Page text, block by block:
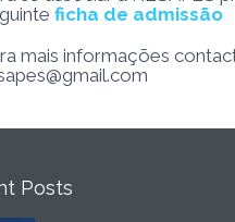
ficha de admissão
mais informações
Posts